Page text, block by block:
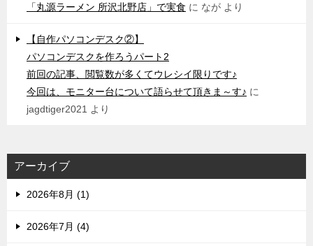
「丸源ラーメン 所沢北野店」で実食 に なが より
【自作パソコンデスク②】
パソコンデスクを作ろうパート2
前回の記事、閲覧数が多くてウレシイ限りです♪
今回は、モニター台について語らせて頂きま～す♪ に
jagdtiger2021 より
アーカイブ
2026年8月 (1)
2026年7月 (4)